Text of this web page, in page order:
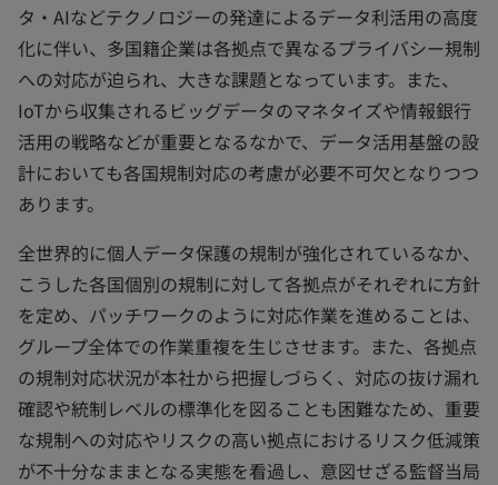
タ・AIなどテクノロジーの発達によるデータ利活用の高度
化に伴い、多国籍企業は各拠点で異なるプライバシー規制
への対応が迫られ、大きな課題となっています。また、
IoTから収集されるビッグデータのマネタイズや情報銀行
活用の戦略などが重要となるなかで、データ活用基盤の設
計においても各国規制対応の考慮が必要不可欠となりつつ
あります。
全世界的に個人データ保護の規制が強化されているなか、
こうした各国個別の規制に対して各拠点がそれぞれに方針
を定め、パッチワークのように対応作業を進めることは、
グループ全体での作業重複を生じさせます。また、各拠点
の規制対応状況が本社から把握しづらく、対応の抜け漏れ
確認や統制レベルの標準化を図ることも困難なため、重要
な規制への対応やリスクの高い拠点におけるリスク低減策
が不十分なままとなる実態を看過し、意図せざる監督当局